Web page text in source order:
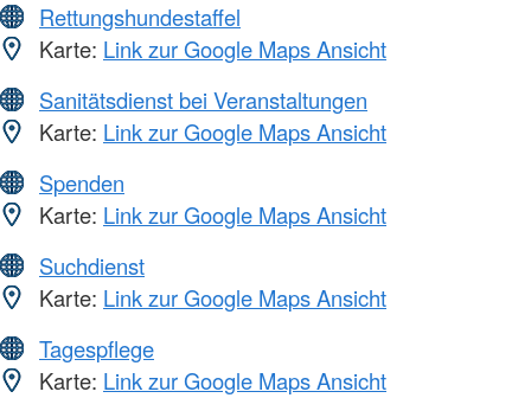
Rettungshundestaffel
Karte: Link zur Google Maps Ansicht
Sanitätsdienst bei Veranstaltungen
Karte: Link zur Google Maps Ansicht
Spenden
Karte: Link zur Google Maps Ansicht
Suchdienst
Karte: Link zur Google Maps Ansicht
Tagespflege
Karte: Link zur Google Maps Ansicht